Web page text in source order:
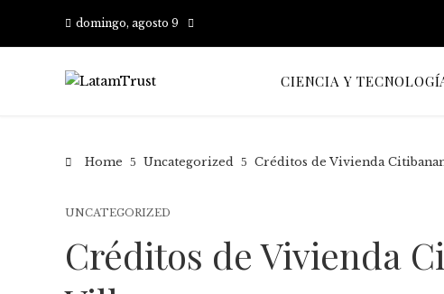
domingo, agosto 9
CIENCIA Y
Home Uncategorized Créditos de Vivienda
UNCATEGORIZED
Créditos de Vivienda